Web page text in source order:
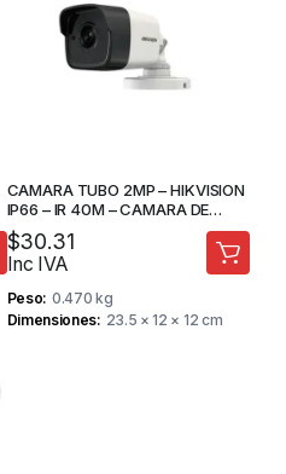
CAMARA TUBO 2MP – HIKVISION
IP66 – IR 40M – CAMARA DE
SEGURIDAD
$30.31
Inc IVA
Peso 0.470 kg
Dimensiones
23.5 × 12 × 12 cm